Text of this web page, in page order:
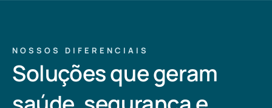
NOSSOS DIFERENCIAIS
Soluções que geram